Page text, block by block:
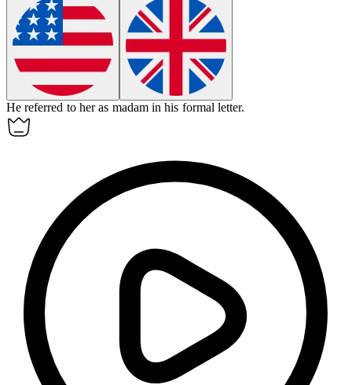
He referred to her as madam in his formal letter.